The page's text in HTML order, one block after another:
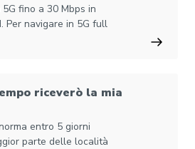
fino a 30 Mbps in
Per navigare in 5G full
riceverò la mia
entro 5 giorni
parte delle località